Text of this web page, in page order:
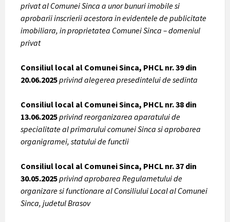
privat al Comunei Sinca a unor bunuri imobile si
aprobarii inscrierii acestora in evidentele de publicitate
imobiliara, in proprietatea Comunei Sinca – domeniul
privat
Consiliul local al Comunei Sinca, PHCL nr. 39 din
20.06.2025privind alegerea presedintelui de sedinta
Consiliul local al Comunei Sinca, PHCL nr. 38 din
13.06.2025privind reorganizarea aparatului de
specialitate al primarului comunei Sinca si aprobarea
organigramei, statului de functii
Consiliul local al Comunei Sinca, PHCL nr. 37 din
30.05.2025privind aprobarea Regulametului de
organizare si functionare al Consiliului Local al Comunei
Sinca, judetul Brasov